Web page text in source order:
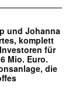
und Johanna
komplett
für
Mio. Euro.
die